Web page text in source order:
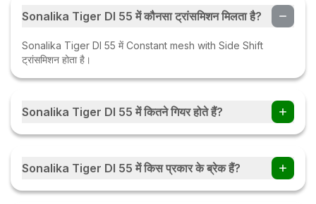
Sonalika Tiger DI 55 में कौनसा ट्रांसमिशन मिलता है?
Sonalika Tiger DI 55 में Constant mesh with Side Shift
ट्रांसमिशन होता है।
Sonalika Tiger DI 55 में कितने गियर होते हैं?
Sonalika Tiger DI 55 ट्रैक्टर में 12 Forward + 12 Reverse गियर
Sonalika Tiger DI 55 में किस प्रकार के ब्रेक हैं?
Sonalika Tiger DI 55 में Oil Immersed Brakes हैं।